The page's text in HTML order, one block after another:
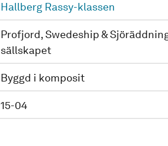
Hallberg Rassy-klassen
Profjord, Swedeship &
sällskapet
Byggd i komposit
15-04